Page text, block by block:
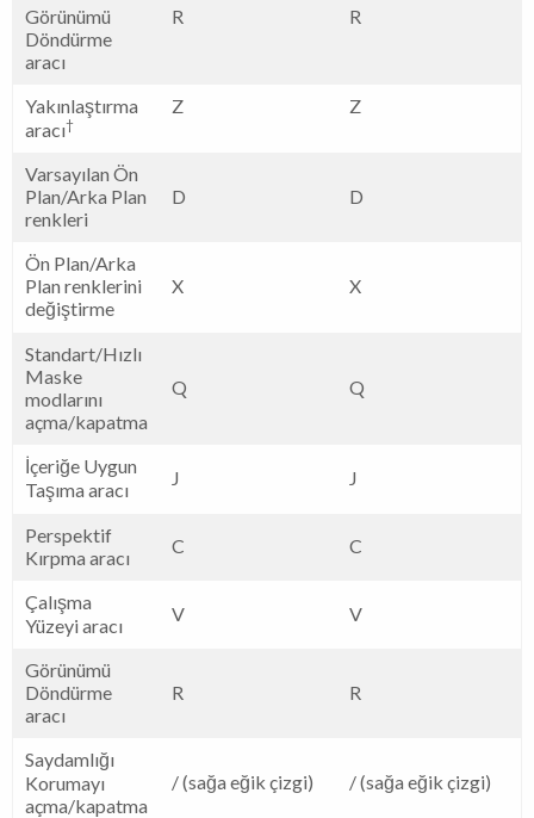
Görünümü
Döndürme
aracı
R R
Yakınlaştırma
aracı†
Z Z
Varsayılan Ön
Plan/Arka Plan
renkleri
D D
Ön Plan/Arka
Plan renklerini
değiştirme
X X
Standart/Hızlı
Maske
modlarını
açma/kapatma
Q Q
İçeriğe Uygun
Taşıma aracı
J J
Perspektif
Kırpma aracı
C C
Çalışma
Yüzeyi aracı
V V
Görünümü
Döndürme
aracı
R R
Saydamlığı
Korumayı
açma/kapatma
/ (sağa eğik çizgi) / (sağa eğik çizgi)